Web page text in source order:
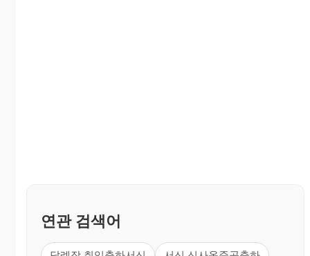
연관 검색어